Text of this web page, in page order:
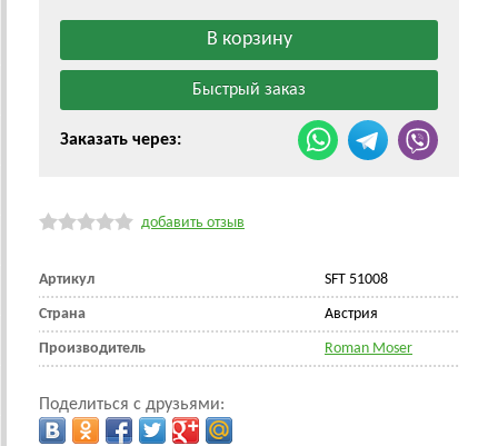
Заказать через:
добавить отзыв
Артикул SFT 51008
Страна Австрия
Производитель Roman Moser
Поделиться с друзьями: